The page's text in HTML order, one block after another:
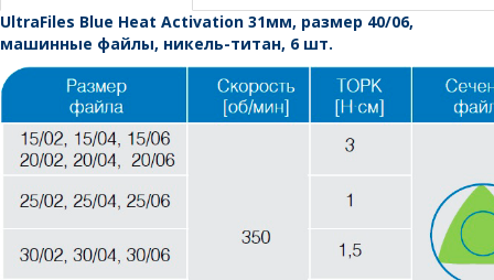
UltraFiles Blue Heat Activation 31мм, размер 40/06,
машинные файлы, никель-титан, 6 шт.